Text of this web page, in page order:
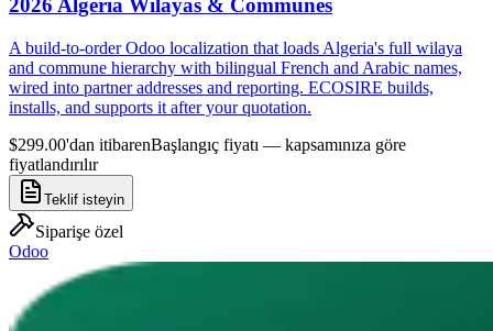
2026 Algeria Wilayas & Communes
A build-to-order Odoo localization that loads Algeria's full wilaya
and commune hierarchy with bilingual French and Arabic names,
wired into partner addresses and reporting. ECOSIRE builds,
installs, and supports it after your quotation.
$299.00'dan itibarenBaşlangıç fiyatı — kapsamınıza göre
fiyatlandırılır
Teklif isteyin
Siparişe özel
Odoo